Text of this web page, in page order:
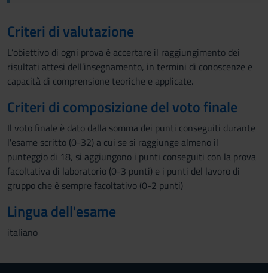
Criteri di valutazione
L’obiettivo di ogni prova è accertare il raggiungimento dei
risultati attesi dell’insegnamento, in termini di conoscenze e
capacità di comprensione teoriche e applicate.
Criteri di composizione del voto finale
Il voto finale è dato dalla somma dei punti conseguiti durante
l'esame scritto (0-32) a cui se si raggiunge almeno il
punteggio di 18, si aggiungono i punti conseguiti con la prova
facoltativa di laboratorio (0-3 punti) e i punti del lavoro di
gruppo che è sempre facoltativo (0-2 punti)
Lingua dell'esame
italiano